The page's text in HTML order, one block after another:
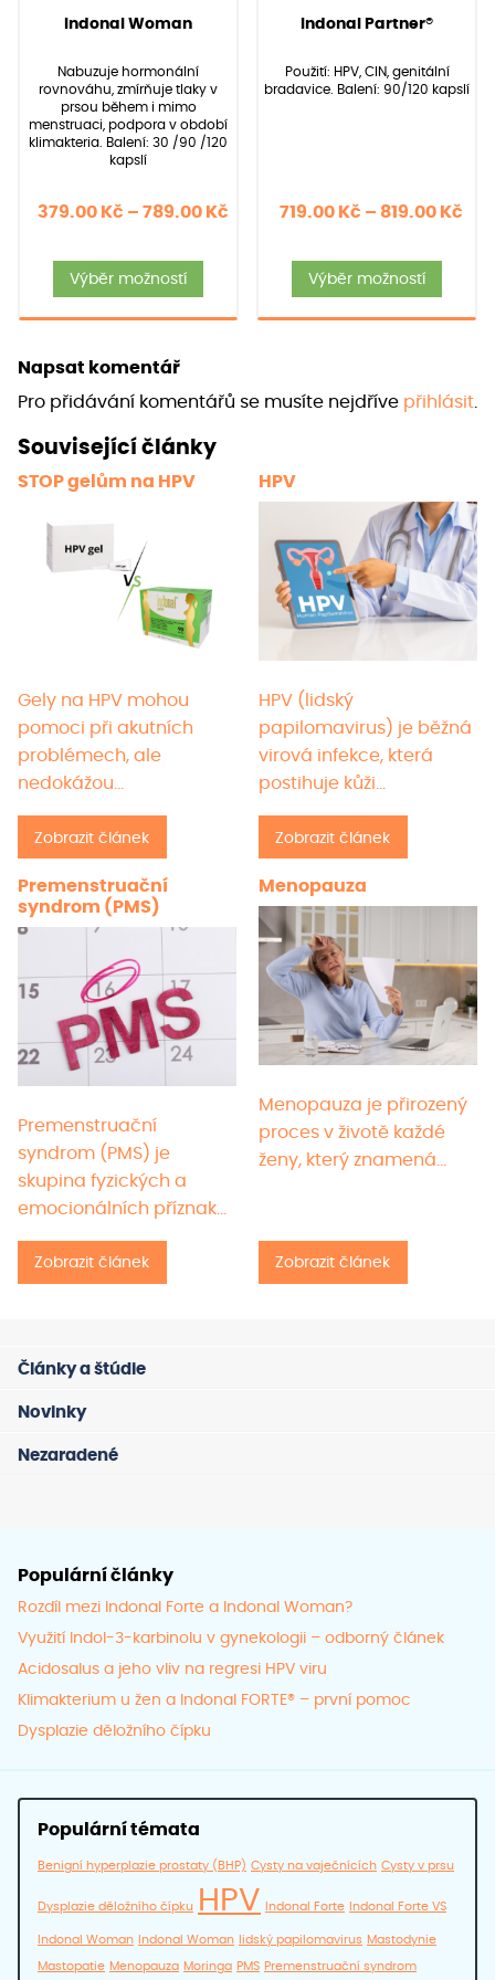
4.97
základě
hodnocení
zákazníků
(Hodnocení:88)
Indonal Woman
Nabuzuje hormonální
rovnováhu, zmírňuje tlaky v
prsou během i mimo
menstruaci, podpora v období
klimakteria. Balení: 30 /90 /120
kapslí
379.00 Kč – 789.00 KčRozpětí
379.00 Kč
789.00 Kč
Výběr možností
má
Možnosti
vybrat
produktu
5.00
základě
hodnocení
zákazníků
(Hodnocení:40)
Indonal Partner®
Použití: HPV, CIN, genitální
bradavice. Balení: 90/120 kapslí
719.00 Kč – 819.00 Kč
Výběr možností
má
Napsat komentář
Pro přidávání komentářů se musíte nejdříve přihlásit.
Související články
STOP gelům na HPV
Gely na HPV mohou
pomoci při akutních
problémech, ale
nedokážou…
Zobrazit článek
HPV
HPV (lidský
papilomavirus) je běžná
virová infekce, která
postihuje kůži…
Zobrazit článek
Premenstruační
syndrom (PMS)
Premenstruační
syndrom (PMS) je
skupina fyzických a
emocionálních příznaků,
Zobrazit článek
Menopauza
Menopauza je přirozený
proces v životě každé
ženy, který znamená…
Zobrazit článek
Články a štúdie
Novinky
Nezaradené
Populární články
Rozdíl mezi Indonal Forte a Indonal Woman?
Využití Indol-3-karbinolu v gynekologii – odborný článek
Acidosalus a jeho vliv na regresi HPV viru
Klimakterium u žen a Indonal FORTE® – první pomoc
Dysplazie děložního čípku
Populární témata
Benigní hyperplazie prostaty (BHP) Cysty na vaječnících Cysty v prsu
Dysplazie děložního čípku HPV Indonal Forte Indonal Forte VS
Indonal Woman Indonal Woman lidský papilomavirus Mastodynie
Mastopatie Menopauza Moringa PMS Premenstruační syndrom